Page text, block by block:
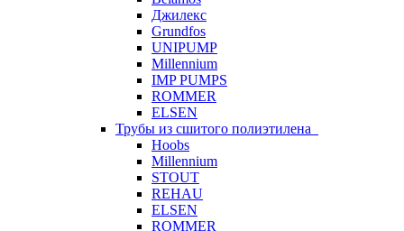
Джилекс
Grundfos
UNIPUMP
Millennium
IMP PUMPS
ROMMER
ELSEN
Трубы из сшитого полиэтилена
Hoobs
Millennium
STOUT
REHAU
ELSEN
ROMMER